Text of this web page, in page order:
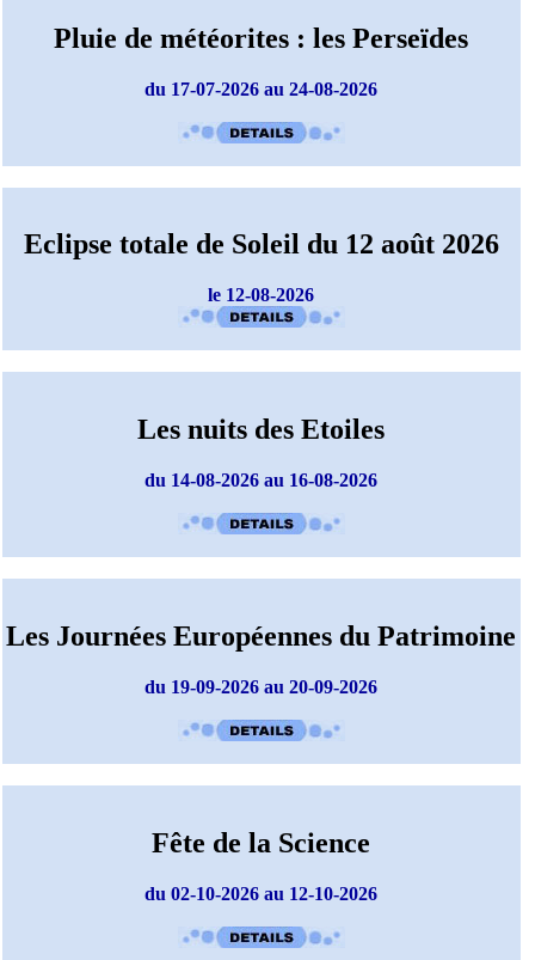
Pluie de météorites : les Perseïdes
du 17-07-2026 au 24-08-2026
Eclipse totale de Soleil du 12 août 2026
le 12-08-2026
Les nuits des Etoiles
du 14-08-2026 au 16-08-2026
Les Journées Européennes du Patrimoine
du 19-09-2026 au 20-09-2026
Fête de la Science
du 02-10-2026 au 12-10-2026